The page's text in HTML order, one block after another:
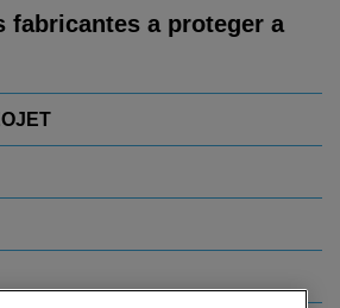
fabricantes a proteger a